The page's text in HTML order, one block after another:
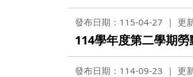
無公職人員利益衝突迴避法
身分關係公開專區
發布日期：115-04-27 更
114學年度第二學期
發布日期：114-09-23 更